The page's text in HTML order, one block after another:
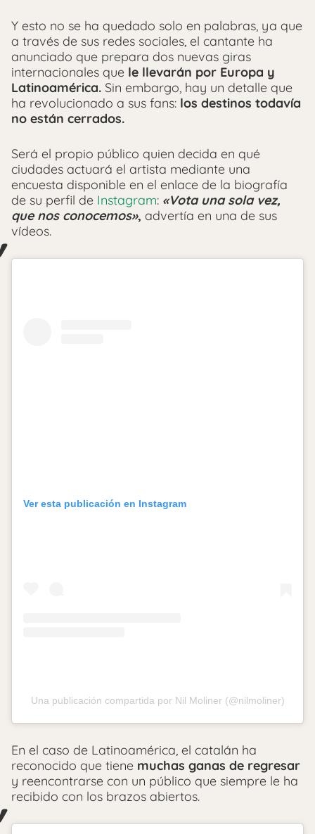
Y esto no se ha quedado solo en palabras, ya que
a través de sus redes sociales, el cantante ha
anunciado que prepara dos nuevas giras
internacionales que le llevarán por Europa y
Latinoamérica. Sin embargo, hay un detalle que
ha revolucionado a sus fans: los destinos todavía
no están cerrados.
Será el propio público quien decida en qué
ciudades actuará el artista mediante una
encuesta disponible en el enlace de la biografía
de su perfil de Instagram: «Vota una sola vez,
que nos conocemos», advertía en una de sus
vídeos.
Ver esta publicación en Instagram
Una publicación compartida por Nil Moliner (@nilmoliner)
En el caso de Latinoamérica, el catalán ha
reconocido que tiene muchas ganas de regresar
y reencontrarse con un público que siempre le ha
recibido con los brazos abiertos.